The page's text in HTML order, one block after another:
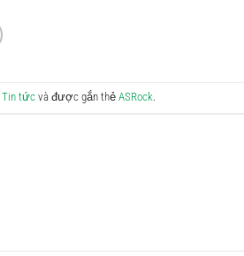
Tin tức và được gắn thẻASRock.